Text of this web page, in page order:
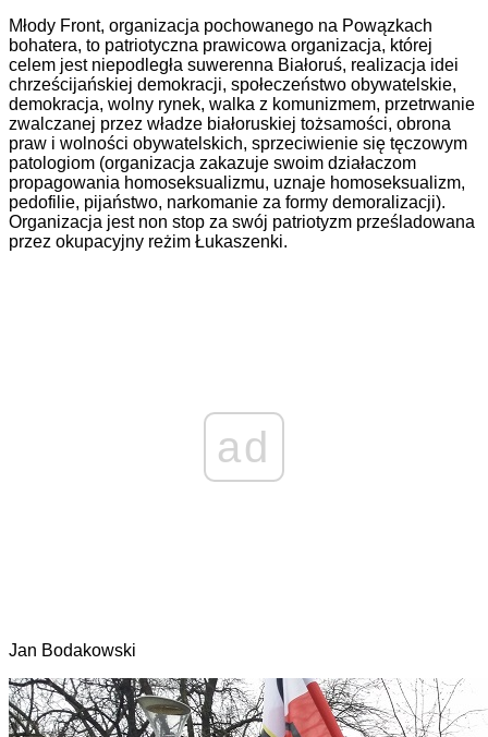
Młody Front, organizacja pochowanego na Powązkach
bohatera, to patriotyczna prawicowa organizacja, której
celem jest niepodległa suwerenna Białoruś, realizacja idei
chrześcijańskiej demokracji, społeczeństwo obywatelskie,
demokracja, wolny rynek, walka z komunizmem, przetrwanie
zwalczanej przez władze białoruskiej tożsamości, obrona
praw i wolności obywatelskich, sprzeciwienie się tęczowym
patologiom (organizacja zakazuje swoim działaczom
propagowania homoseksualizmu, uznaje homoseksualizm,
pedofilie, pijaństwo, narkomanie za formy demoralizacji).
Organizacja jest non stop za swój patriotyzm prześladowana
przez okupacyjny reżim Łukaszenki.
ad
Jan Bodakowski